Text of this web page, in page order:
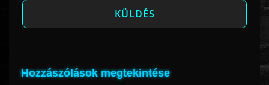
Hozzászólások megtekintése